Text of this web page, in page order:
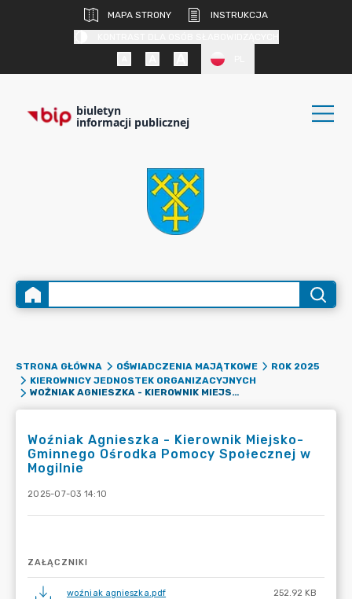
MAPA STRONY
INSTRUKCJA
biuletyn
informacji publicznej
STRONA GŁÓWNA OŚWIADCZENIA MAJĄTKOWE
ROK 2025
KIEROWNICY JEDNOSTEK ORGANIZACYJNYCH
WOŹNIAK AGNIESZKA - KIEROWNIK MIEJSKO-GMINNEGO OŚRODKA POMOCY SPOŁECZNEJ W MOGILNIE
Woźniak Agnieszka - Kierownik Miejsko-
Gminnego Ośrodka Pomocy Społecznej w
Mogilnie
2025-07-03 14:10
ZAŁĄCZNIKI
woźniak agnieszka.pdf 252.92 KB